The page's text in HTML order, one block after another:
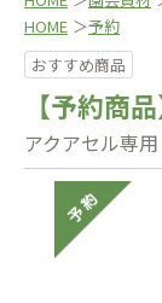
HOME ＞予約
おすすめ商品
【予約商
アクアセル専